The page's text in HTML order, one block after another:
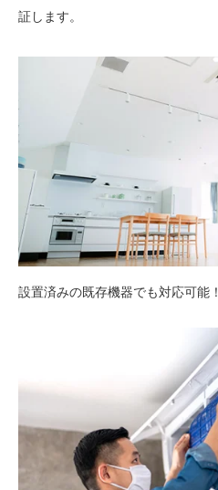
証します。
設置済みの既存機器でも対応可能！